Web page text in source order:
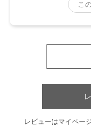
レビューはマイペー